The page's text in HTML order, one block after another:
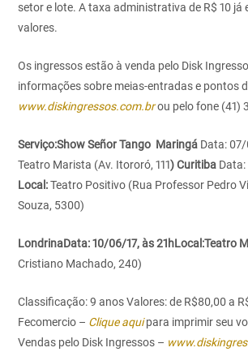
setor e lote. A taxa administrativa de R$ 10 já
valores.
Os ingressos estão à venda pelo Disk
informações sobre meias-entradas e pontos
www.diskingressos.com.brou pelo fone (41)
Serviço:Show Señor Tango Maringá Data:
Teatro Marista (Av. Itororó, 111) Curitiba Data:
Local:Teatro Positivo (Rua Professor Pedro
Souza, 5300)
LondrinaData:10/06/17, às 21hLocal:Teatro
Cristiano Machado, 240)
Classificação: 9 anosValores: de R$80,00 a
Fecomercio – Clique aquipara imprimir seu
Vendas pelo Disk Ingressos –